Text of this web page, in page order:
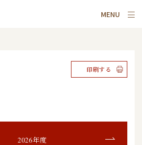
MENU
印刷する
2026年度